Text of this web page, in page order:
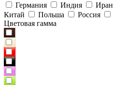
Германия
Индия Иран
Китай
Польша Россия
Цветовая гамма